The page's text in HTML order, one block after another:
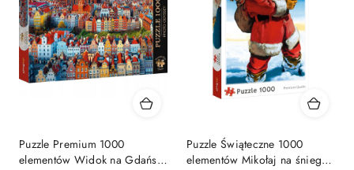
Puzzle Premium 1000
elementów Widok na Gdańsk
Puzzle Świąteczne 1000
elementów Mikołaj na śniegu